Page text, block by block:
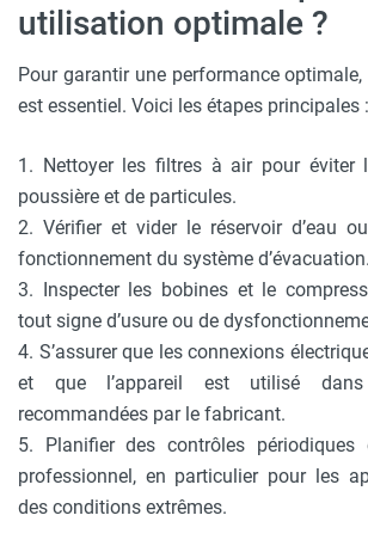
utilisation optimale ?
Pour garantir une performance
est essentiel. Voici les étapes principales :
1. Nettoyer les filtres à air pour éviter
poussière et de particules.
2. Vérifier et vider le réservoir d’eau
fonctionnement du système d’évacuation.
3. Inspecter les bobines et le
tout signe d’usure ou de
4. S’assurer que les connexions
et que l’appareil est utilisé
recommandées par le fabricant.
5. Planifier des contrôles
professionnel, en particulier pour les
des conditions extrêmes.